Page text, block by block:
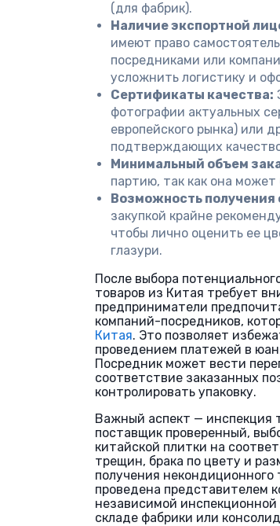
(для фабрик).
Наличие экспортной
имеют право
посредниками или
усложнить логистику и
Сертификаты качества:
фотографии актуальных
европейского рынка) или
подтверждающих
Минимальный объем
партию, так как она
Возможность получения
закупкой крайне
чтобы лично оценить ее
глазури.
После выбора
товаров из Китая требует
предприниматели
компаний-посредников,
Китая. Это позволяет
проведением платежей в
Посредник может вести
соответствие заказанных
контролировать упаковку.
Важный аспект — инспекция
поставщик проверенный,
китайской плитки на
трещин, брака по цвету и
получения некондиционного
проведена представителем
независимой
складе фабрики или